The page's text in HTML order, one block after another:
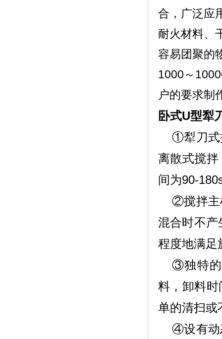
合，广泛应
耐火材料、
容易团聚的
1000～
户的要求制
卧式U型犁
①犁刀式
离散式搅
间为90-
②搅拌主
混合时不产
程度地满足
③独特的
料，卸料
单的清扫或
④设有动